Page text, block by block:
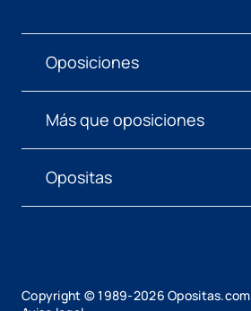
Oposiciones
Más que oposiciones
Opositas
Copyright © 1989-2026 Opositas.com